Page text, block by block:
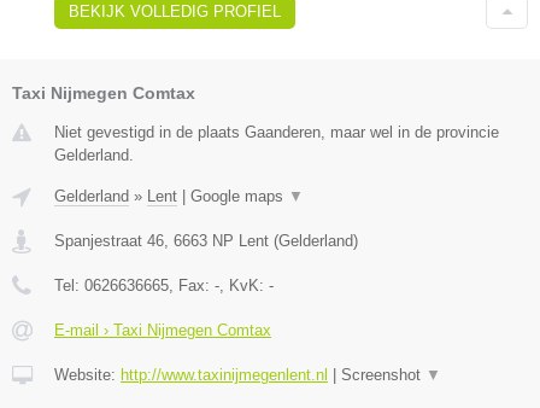
BEKIJK VOLLEDIG PROFIEL
Taxi Nijmegen Comtax
Niet gevestigd in de plaats Gaanderen, maar wel in de provincie
Gelderland.
Gelderland » Lent Google maps ▼
Spanjestraat 46 6663 NP Lent (Gelderland)
Tel: 0626636665 , Fax: - , KvK: -
E-mail › Taxi Nijmegen Comtax
Website: http://www.taxinijmegenlent.nl Screenshot ▼